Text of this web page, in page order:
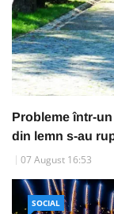
Probleme într-
din lemn s-au
07 August 16:53
SOCIAL